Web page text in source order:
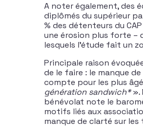
A noter également, des
diplômés du supérieur
% des détenteurs du
une érosion plus forte –
lesquels l’étude fait un
Principale raison
de le faire : le manque
compte pour les plus
génération sandwich*».
bénévolat note le
motifs liés aux
manque de clarté sur